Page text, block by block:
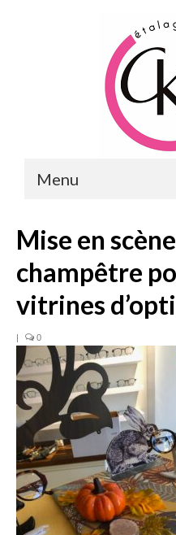
Menu
FORMATIONS
FORMATIONS
FORMATIONS
CONSEILS &
REALISATIONS
CONTACT
Mise en scène
champêtre
vitrines
| 0